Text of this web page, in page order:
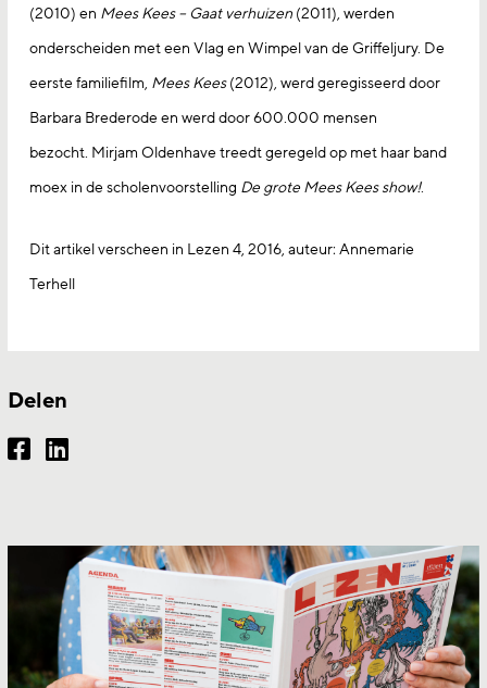
(2010) en Mees Kees – Gaat verhuizen (2011), werden
onderscheiden met een Vlag en Wimpel van de Griffeljury. De
eerste familiefilm, Mees Kees(2012), werd geregisseerd door
Barbara Brederode en werd door 600.000 mensen
bezocht. Mirjam Oldenhave treedt geregeld op met haar band
moex in de scholenvoorstelling De grote Mees Kees show!.
Dit artikel verscheen in Lezen 4, 2016, auteur: Annemarie
Terhell
Delen